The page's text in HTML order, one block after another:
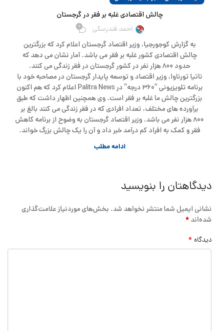
چالش اقتصادی غلبه بر فقر در گرجستان
احمد فندرسکی 0
به گزارش کوجورجیا، وزیر اقتصاد گرجستان اعلام کرد که بزرگترین
چالش اقتصادی کشور غلبه بر فقر می باشد. آمار نشان می دهد که
حدود ۸۰۰ هزار نفر در کشور گرجستان در فقر زندگی می کنند.
ناتیا تورناوا، وزیر اقتصاد و توسعه پایدار گرجستان در مصاحبه خود با
برنامه تلویزیونی “۳۶۰ درجه” در Palitra News اعلام کرد که هم اکنون
بزرگترین چالش ما غلبه بر فقر است. وی همچنین اظهار داشت که طبق
برآورده های مختلف، تعداد افرادی که در فقر زندگی می کنند بالغ بر
۸۰۰ هزار نفر می باشد. وزیر اقتصاد گرجستان به وضوح از برنامه کاهش
فقر و کمک به افراد کم درآمد خبر داد و آن را یک چالش بزرگ خواند.
ادامه مطلب
دیدگاهتان را بنویسید
نشانی ایمیل شما منتشر نخواهد شد. بخش‌های موردنیاز علامت‌گذاری
شده‌اند*
دیدگاه *